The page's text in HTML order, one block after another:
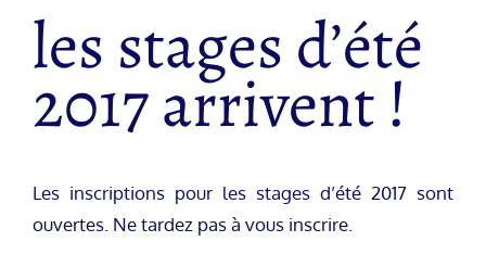
les stages d’été
2017 arrivent !
Les inscriptions pour les stages d’été 2017 sont
ouvertes. Ne tardez pas à vous inscrire.